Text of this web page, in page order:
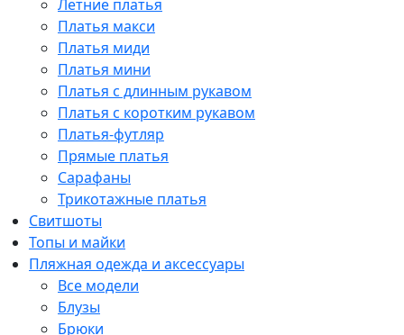
Летние платья
Платья макси
Платья миди
Платья мини
Платья с длинным рукавом
Платья с коротким рукавом
Платья-футляр
Прямые платья
Сарафаны
Трикотажные платья
Свитшоты
Топы и майки
Пляжная одежда и аксессуары
Все модели
Блузы
Брюки